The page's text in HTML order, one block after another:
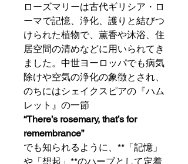
ローズマリーは古代ギリシア・ロ
ーマで記憶、浄化、護りと結びつ
けられた植物で、薫香や沐浴、住
居空間の清めなどに用いられてき
ました。中世ヨーロッパでも病気
除けや空気の浄化の象徴とされ、
のちにはシェイクスピアの『ハム
レット』の一節
“There’s rosemary, that’s for
remembrance”
でも知られるように、**「記憶」
や「想起」**のハーブとして定着